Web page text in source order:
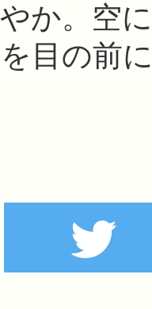
か。空
目の前